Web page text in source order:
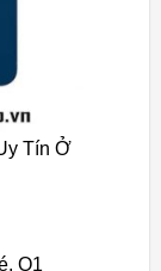
Tín Ở
Q1